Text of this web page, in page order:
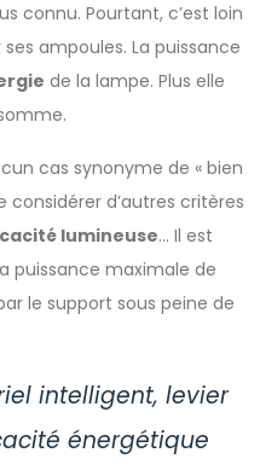
connu. Pourtant, c’est loin
ampoules. La puissance
de la lampe. Plus elle
cas synonyme de « bien
considérer d’autres critères
lumineuse… Il est
puissance maximale de
le support sous peine de
intelligent, levier
énergétique